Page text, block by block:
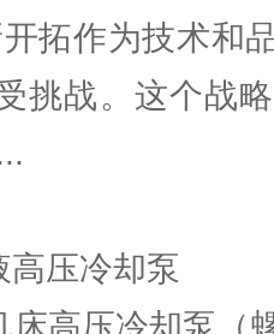
作为技术和品
挑战。这个战
压冷却泵
压冷却泵（